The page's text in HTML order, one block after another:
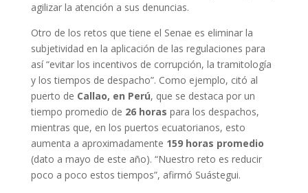
agilizar la atención a sus denuncias.
Otro de los retos que tiene el Senae es eliminar la
subjetividad en la aplicación de las regulaciones para
así “evitar los incentivos de corrupción, la tramitología
y los tiempos de despacho”. Como ejemplo, citó al
puerto de Callao, en Perú, que se destaca por un
tiempo promedio de 26 horas para los despachos,
mientras que, en los puertos ecuatorianos, esto
aumenta a aproximadamente 159 horas promedio
(dato a mayo de este año). “Nuestro reto es reducir
poco a poco estos tiempos”, afirmó Suástegui.